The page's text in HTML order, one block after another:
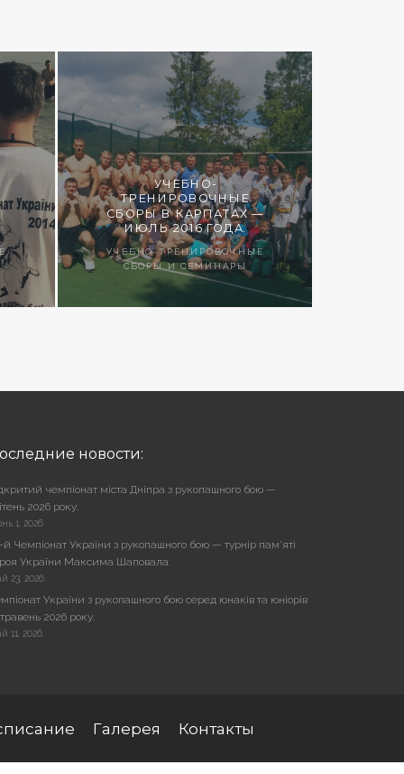
УЧЕБНО-
ТРЕНИРОВОЧНЫЕ
СБОРЫ В КАРПАТАХ —
ИЮЛЬ 2016 ГОДА.
УЧЕБНО-ТРЕНИРОВОЧНЫЕ
СБОРЫ И СЕМИНАРЫ
новости:
чемпіонат міста Дніпра з рукопашного бою —
2026 року.
1, 2026
й Чемпіонат України з рукопашного бою — турнір пам’яті
України Максима Шаповала.
23, 2026
України з рукопашного бою серед юнаків та юніорів
2026 року.
11, 2026
Галерея Контакты